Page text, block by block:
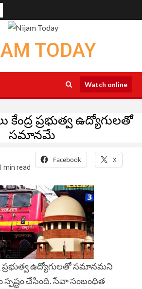
TODAY
Watch online
కేంద్ర ప్రభుత్వ ఉద్యోగులతో
సమానమే
min read
Facebook X
ప్రభుత్వ ఉద్యోగులతో సమానమని
స్పష్టం చేసింది. సేవా సంబంధిత